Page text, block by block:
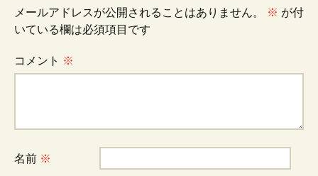
ビ
ゲ
シ
メールアドレスが公開されることはありません。 ※ が付
いている欄は必須項目です
コメント ※
名前 ※